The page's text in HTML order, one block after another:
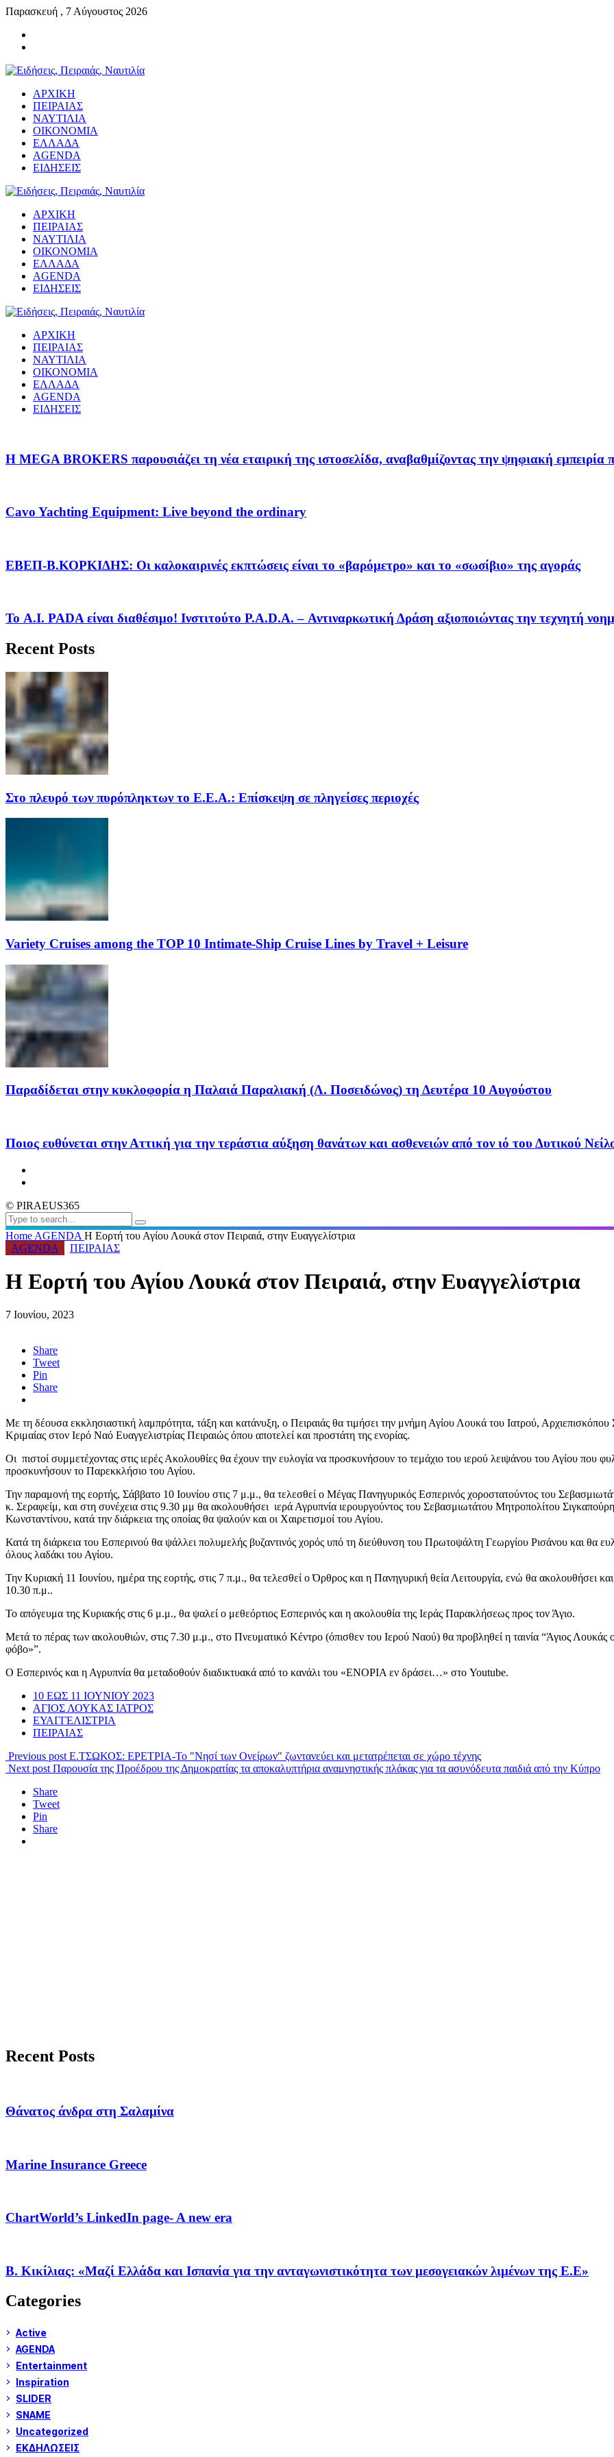
Παρασκευή , 7 Αύγουστος 2026
ΑΡΧΙΚΗ
ΠΕΙΡΑΙΑΣ
ΝΑΥΤΙΛΙΑ
ΟΙΚΟΝΟΜΙΑ
ΕΛΛΑΔΑ
AGENDA
ΕΙΔΗΣΕΙΣ
ΑΡΧΙΚΗ
ΠΕΙΡΑΙΑΣ
ΝΑΥΤΙΛΙΑ
ΟΙΚΟΝΟΜΙΑ
ΕΛΛΑΔΑ
AGENDA
ΕΙΔΗΣΕΙΣ
ΑΡΧΙΚΗ
ΠΕΙΡΑΙΑΣ
ΝΑΥΤΙΛΙΑ
ΟΙΚΟΝΟΜΙΑ
ΕΛΛΑΔΑ
AGENDA
ΕΙΔΗΣΕΙΣ
Η MEGA BROKERS παρουσιάζει τη νέα εταιρική της ιστοσελίδα, αναβαθμίζοντας την ψηφιακή εμπειρία
Cavo Yachting Equipment: Live beyond the ordinary
EΒΕΠ-Β.ΚΟΡΚΙΔΗΣ: Οι καλοκαιρινές εκπτώσεις είναι το «βαρόμετρο» και το «σωσίβιο» της αγοράς
Το A.I. PADA είναι διαθέσιμο! Ινστιτούτο P.A.D.A. – Αντιναρκωτική Δράση αξιοποιώντας την τεχνητή
Recent Posts
Στο πλευρό των πυρόπληκτων το Ε.Ε.Α.: Επίσκεψη σε πληγείσες περιοχές
Variety Cruises among the TOP 10 Intimate-Ship Cruise Lines by Travel + Leisure
Παραδίδεται στην κυκλοφορία η Παλαιά Παραλιακή (Λ. Ποσειδώνος) τη Δευτέρα 10 Αυγούστου
Ποιος ευθύνεται στην Αττική για την τεράστια αύξηση θανάτων και ασθενειών από τον ιό του Δυτικού
© PIRAEUS365
Home AGENDA Η Εορτή του Αγίου Λουκά στον Πειραιά, στην Ευαγγελίστρια
AGENDA
ΠΕΙΡΑΙΑΣ
Η Εορτή του Αγίου Λουκά στον Πειραιά, στην Ευαγγελίστρια
7 Ιουνίου, 2023
Share
Tweet
Pin
Share
Με τη δέουσα εκκλησιαστική λαμπρότητα, τάξη και κατάνυξη, o Πειραιάς θα τιμήσει την μνήμη Αγίου Λουκά του Ιατρού,
Κριμαίας στον Ιερό Ναό Ευαγγελιστρίας Πειραιώς όπου αποτελεί και προστάτη της ενορίας.
Οι πιστοί συμμετέχοντας στις ιερές Ακολουθίες θα έχουν την ευλογία να προσκυνήσουν το τεμάχιο του ιερού λειψάνου του Αγίου που
προσκυνήσουν το Παρεκκλήσιο του Αγίου.
Την παραμονή της εορτής, Σάββατο 10 Ιουνίου στις 7 μ.μ., θα τελεσθεί ο Μέγας Πανηγυρικός Εσπερινός χοροστατούντος του
κ. Σεραφείμ, και στη συνέχεια στις 9.30 μμ θα ακολουθήσει ιερά Αγρυπνία ιερουργούντος του Σεβασμιωτάτου Μητροπολίτου
Κωνσταντίνου, κατά την διάρκεια της οποίας θα ψαλούν και οι Χαιρετισμοί του Αγίου.
Κατά τη διάρκεια του Εσπερινού θα ψάλλει πολυμελής βυζαντινός χορός υπό τη διεύθυνση του Πρωτοψάλτη Γεωργίου Ρισάνου και θα
όλους λαδάκι του Αγίου.
Την Κυριακή 11 Ιουνίου, ημέρα της εορτής, στις 7 π.μ., θα τελεσθεί ο Όρθρος και η Πανηγυρική θεία Λειτουργία, ενώ θα ακολουθήσει και
10.30 π.μ..
Το απόγευμα της Κυριακής στις 6 μ.μ., θα ψαλεί ο μεθεόρτιος Εσπερινός και η ακολουθία της Ιεράς Παρακλήσεως προς τον Άγιο.
Μετά το πέρας των ακολουθιών, στις 7.30 μ.μ., στο Πνευματικό Κέντρο (όπισθεν του Ιερού Ναού) θα προβληθεί η ταινία “Άγιος Λουκάς
φόβο»”.
Ο Εσπερινός και η Αγρυπνία θα μεταδοθούν διαδικτυακά από το κανάλι του «ΕΝΟΡΙΑ εν δράσει…» στο Youtube.
10 ΕΩΣ 11 ΙΟΥΝΙΟΥ 2023
ΑΓΙΟΣ ΛΟΥΚΑΣ ΙΑΤΡΟΣ
ΕΥΑΓΓΕΛΙΣΤΡΙΑ
ΠΕΙΡΑΙΑΣ
Previous post Ε.ΤΣΩΚΟΣ: ΕΡΕΤΡΙΑ-Το "Νησί των Ονείρων" ζωντανεύει και μετατρέπεται σε χώρο τέχνης
Next post Παρουσία της Προέδρου της Δημοκρατίας τα αποκαλυπτήρια αναμνηστικής πλάκας για τα ασυνόδευτα παιδιά από την Κύπρο
Share
Tweet
Pin
Share
Recent Posts
Θάνατος άνδρα στη Σαλαμίνα
Marine Insurance Greece
ChartWorld’s LinkedIn page- A new era
Β. Κικίλιας: «Μαζί Ελλάδα και Ισπανία για την ανταγωνιστικότητα των μεσογειακών λιμένων της Ε.Ε»
Categories
Active
AGENDA
Entertainment
Inspiration
SLIDER
SNAME
Uncategorized
ΕΚΔΗΛΩΣΕΙΣ